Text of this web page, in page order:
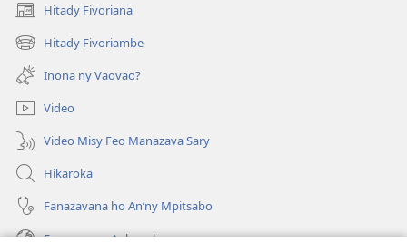
Hitady Fivoriana
(manokatra
rohy) Hitady Fivoriambe
(manokatra
rohy) Inona ny Vaovao?
Video
Video Misy Feo Manazava Sary
Hikaroka
Fanazavana ho An’ny Mpitsabo
Fanazavana Ankapobeny